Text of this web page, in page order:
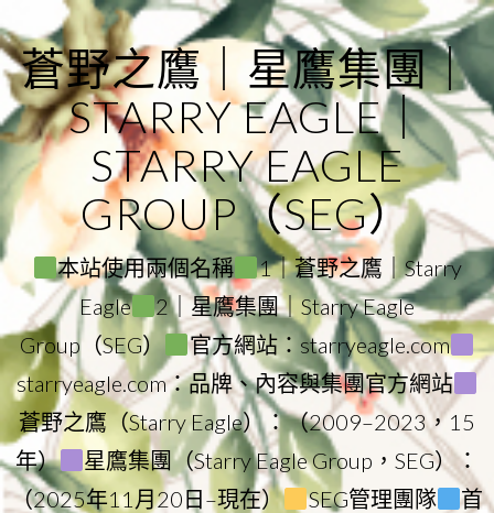
to
content
蒼野之鷹｜星鷹集團｜
STARRY EAGLE｜
STARRY EAGLE
GROUP（SEG）
本站使用兩個名稱
1｜蒼野之鷹｜Starry
Eagle
2｜星鷹集團｜Starry Eagle
Group（SEG）
官方網站：starryeagle.com
starryeagle.com：品牌、內容與集團官方網站
蒼野之鷹（Starry Eagle）：（2009–2023，15
年）
星鷹集團（Starry Eagle Group，SEG）：
（2025年11月20日–現在）
SEG管理團隊
首